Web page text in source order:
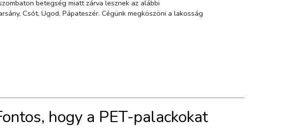
hogy a PET-palackokat